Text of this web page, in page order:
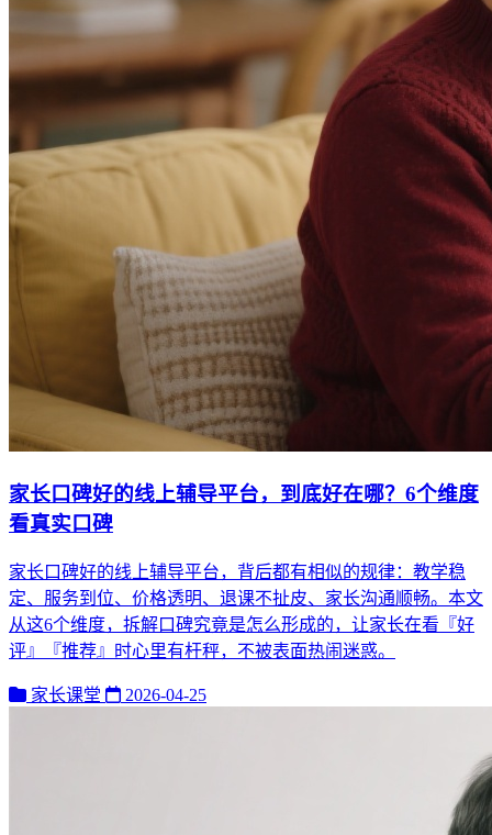
家长口碑好的线上辅导平台，到底好在哪？6个维度
看真实口碑
家长口碑好的线上辅导平台，背后都有相似的规律：教学稳
定、服务到位、价格透明、退课不扯皮、家长沟通顺畅。本文
从这6个维度，拆解口碑究竟是怎么形成的，让家长在看『好
评』『推荐』时心里有杆秤，不被表面热闹迷惑。
家长课堂 2026-04-25